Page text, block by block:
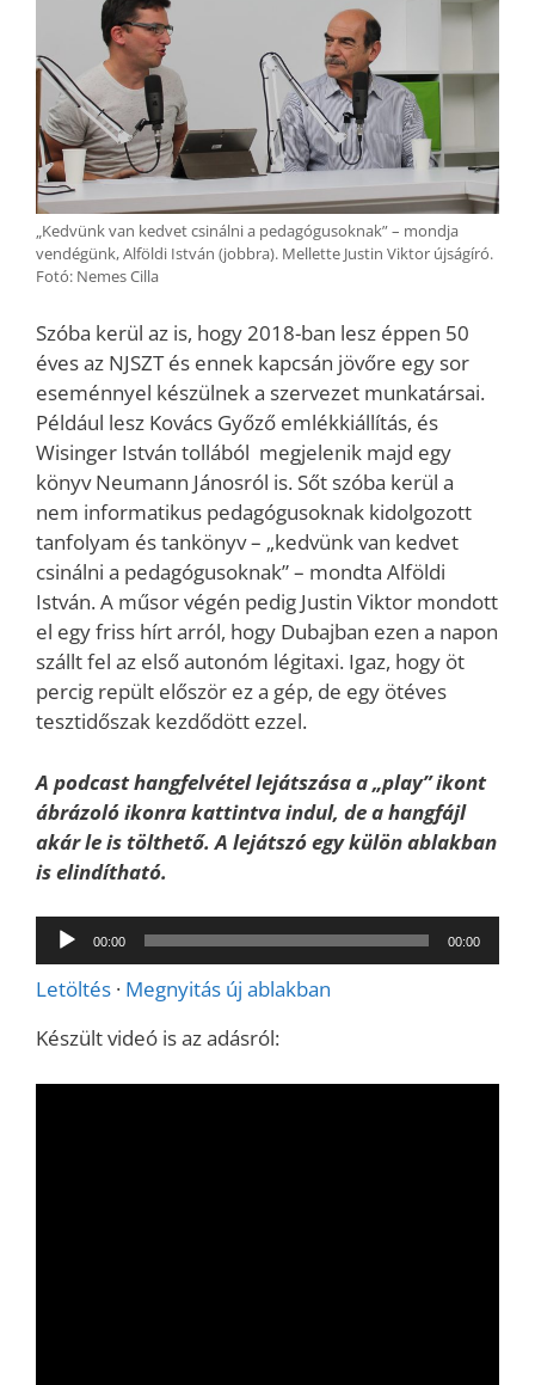
„Kedvünk van kedvet csinálni a pedagógusoknak” – mondja
vendégünk, Alföldi István (jobbra). Mellette Justin Viktor újságíró.
Fotó: Nemes Cilla
Szóba kerül az is, hogy 2018-ban lesz éppen 50
éves az NJSZT és ennek kapcsán jövőre egy sor
eseménnyel készülnek a szervezet munkatársai.
Például lesz Kovács Győző emlékkiállítás, és
Wisinger István tollából megjelenik majd egy
könyv Neumann Jánosról is. Sőt szóba kerül a
nem informatikus pedagógusoknak kidolgozott
tanfolyam és tankönyv – „kedvünk van kedvet
csinálni a pedagógusoknak” – mondta Alföldi
István. A műsor végén pedig Justin Viktor mondott
el egy friss hírt arról, hogy Dubajban ezen a napon
szállt fel az első autonóm légitaxi. Igaz, hogy öt
percig repült először ez a gép, de egy ötéves
tesztidőszak kezdődött ezzel.
A podcast hangfelvétel lejátszása a „play” ikont
ábrázoló ikonra kattintva indul, de a hangfájl
akár le is tölthető. A lejátszó egy külön ablakban
is elindítható.
Audió
lejátszó
00:00 00:00
Letöltés · Megnyitás új ablakban
Készült videó is az adásról: